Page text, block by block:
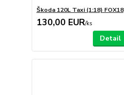
Škoda 120L Taxi (1:18) FOX18
130,00 EUR/ks
Detail